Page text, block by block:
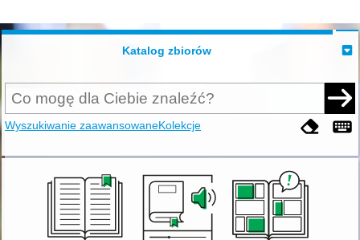
Katalog zbiorów
Wyszukiwanie zaawansowaneKolekcje